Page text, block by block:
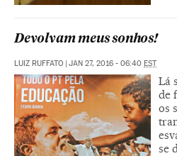
Devolvam meus sonhos!
LUIZ RUFFATO | JAN 27, 2016 - 06:40 EST
Lá
de
os
se